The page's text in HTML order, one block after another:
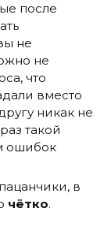
после
не
не
что
вместо
никак не
такой
ошибок
в
чётко.